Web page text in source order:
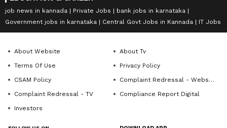
job news in kannada Private Jobs
bank jobs in karnataka
Government jobs in karnataka
Central Govt Jobs in Kannada IT Jobs
About Website
About Tv
Terms Of Use
Privacy Policy
CSAM Policy
Complaint Redressal - Website
Complaint Redressal - TV
Compliance Report Digital
Investors